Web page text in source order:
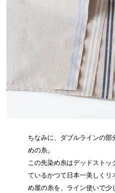
ちなみに、ダブルラインの
めの糸。
この先染め糸はデッドスト
ているかつて日本一美しくリ
め屋の糸を、ライン使いで少